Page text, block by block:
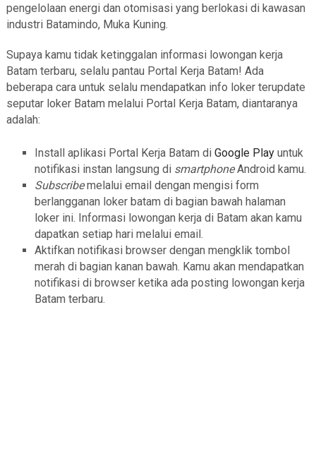
pengelolaan energi dan otomisasi yang berlokasi di kawasan
industri Batamindo, Muka Kuning.
Supaya kamu tidak ketinggalan informasi lowongan kerja
Batam terbaru, selalu pantau Portal Kerja Batam! Ada
beberapa cara untuk selalu mendapatkan info loker terupdate
seputar loker Batam melalui Portal Kerja Batam, diantaranya
adalah:
Install aplikasi Portal Kerja Batam di Google Playuntuk
notifikasi instan langsung di smartphoneAndroid kamu.
Subscribemelalui email dengan mengisi form
berlangganan loker batam di bagian bawah halaman
loker ini. Informasi lowongan kerja di Batam akan kamu
dapatkan setiap hari melalui email.
Aktifkan notifikasi browser dengan mengklik tombol
merah di bagian kanan bawah. Kamu akan mendapatkan
notifikasi di browser ketika ada posting lowongan kerja
Batam terbaru.